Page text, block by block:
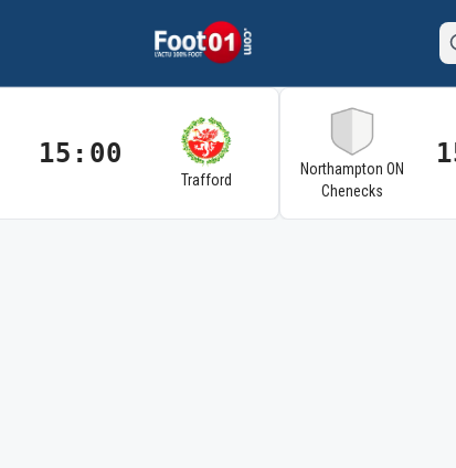
15:00
Trafford
Northampton ON
Chenecks